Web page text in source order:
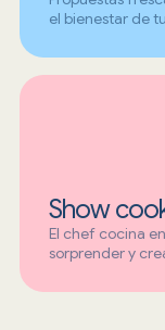
el bienestar de
Show
El chef cocina
sorprender y